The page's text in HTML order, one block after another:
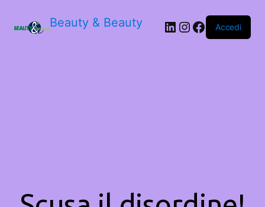
Beauty & Beauty LinkedIn
Instagram
Facebook
Accedi